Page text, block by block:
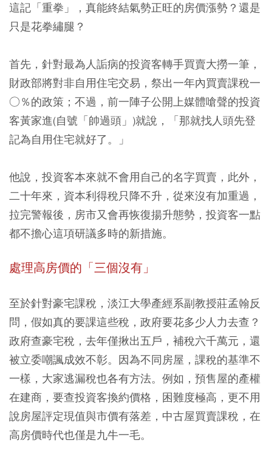
這記「重拳」，真能終結氣勢正旺的房價漲勢？還是
只是花拳繡腿？
首先，針對最為人詬病的投資客轉手買賣大撈一筆，
財政部將對非自用住宅交易，祭出一年內買賣課稅一
○％的政策；不過，前一陣子公開上媒體嗆聲的投資
客黃家進(自號「帥過頭」)就說，「那就找人頭先登
記為自用住宅就好了。」
他說，投資客本來就不會用自己的名字買賣，此外，
二十年來，資本利得稅只降不升，從來沒有加重過，
拉完警報後，房市又會再恢復揚升態勢，投資客一點
都不擔心這項研議多時的新措施。
處理高房價的「三個沒有」
至於針對豪宅課稅，淡江大學產經系副教授莊孟翰反
問，假如真的要課這些稅，政府要花多少人力去查？
政府查豪宅稅，去年僅揪出五戶，補稅六千萬元，還
被立委嘲諷成效不彰。因為不同房屋，課稅的基準不
一樣，大家逃漏稅也各有方法。例如，預售屋的產權
在建商，要查投資客換約價格，困難度極高，更不用
說房屋評定現值與市價有落差，中古屋買賣課稅，在
高房價時代也僅是九牛一毛。